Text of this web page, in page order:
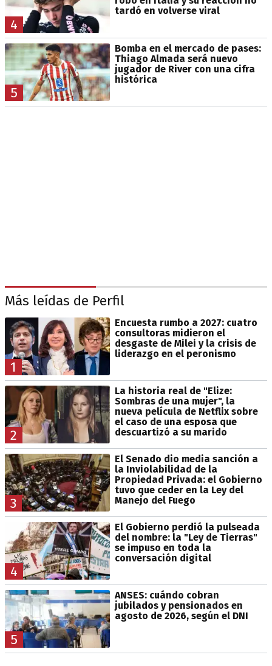
4
tardó en volverse viral
5
Bomba en el mercado de pases:
Thiago Almada será nuevo
jugador de River con una cifra
histórica
Más leídas de Perfil
1
Encuesta rumbo a 2027: cuatro
consultoras midieron el
desgaste de Milei y la crisis de
liderazgo en el peronismo
2
La historia real de "Elize:
Sombras de una mujer", la
nueva película de Netflix sobre
el caso de una esposa que
descuartizó a su marido
3
El Senado dio media sanción a
la Inviolabilidad de la
Propiedad Privada: el Gobierno
tuvo que ceder en la Ley del
Manejo del Fuego
4
El Gobierno perdió la pulseada
del nombre: la "Ley de Tierras"
se impuso en toda la
conversación digital
5
ANSES: cuándo cobran
jubilados y pensionados en
agosto de 2026, según el DNI